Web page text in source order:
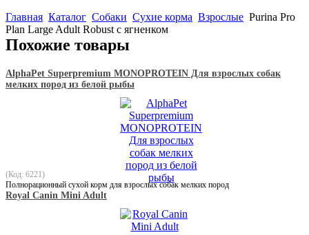
Главная Каталог Собаки Сухие корма Взрослые Purina Pro
Plan Large Adult Robust с ягненком
Похожие товары
AlphaPet Superpremium MONOPROTEIN Для взрослых собак
мелких пород из белой рыбы
(Код: 6221)
Полнорационный сухой корм для взрослых собак мелких пород
Royal Canin Mini Adult